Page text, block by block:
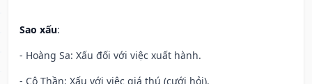
Sao xấu:
- Hoàng Sa: Xấu đối với việc xuất hành.
- Cô Thần: Xấu với việc giá thú (cưới hỏi).